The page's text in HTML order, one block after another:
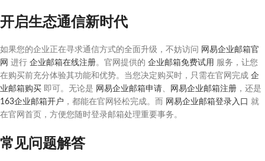
开启生态通信新时代
如果您的企业正在寻求通信方式的全面升级，不妨访问
网易企业邮箱官
网 进行 企业邮箱在线注册。官网提供的 企业邮箱免费试用 服务，让您
在购买前充分体验其功能和优势。当您决定购买时，只需在官网完成 企
业邮箱购买 即可。无论是 网易企业邮箱申请、 网易企业邮箱注册 ，还是
163企业邮箱开户 ，都能在官网轻松完成。而 网易企业邮箱登录入口 就
在官网首页，方便您随时登录邮箱处理重要事务。
常见问题解答